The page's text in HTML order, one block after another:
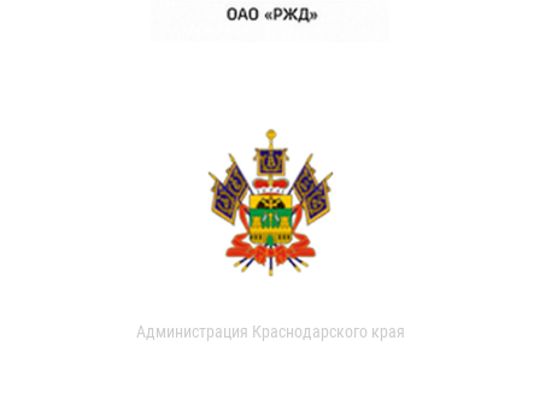
Администрация Краснодарского края